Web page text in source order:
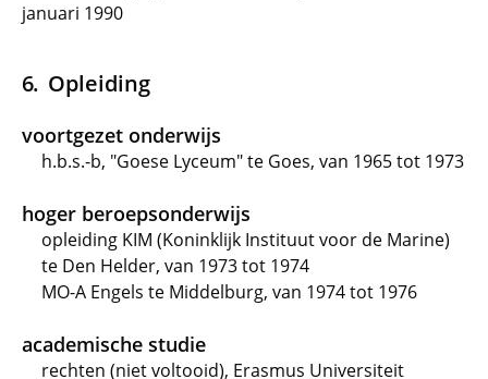
januari 1990
Opleiding
voortgezet onderwijs
h.b.s.-b, "Goese Lyceum" te Goes, van 1965 tot 1973
hoger beroepsonderwijs
opleiding KIM (Koninklijk Instituut voor de Marine)
te Den Helder, van 1973 tot 1974
MO-A Engels te Middelburg, van 1974 tot 1976
academische studie
rechten (niet voltooid), Erasmus Universiteit